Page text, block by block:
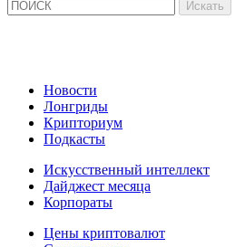
Новости
Лонгриды
Крипториум
Подкасты
Искусственный интеллект
Дайджест месяца
Корпораты
Цены криптовалют